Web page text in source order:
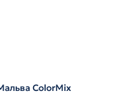
ColorMix